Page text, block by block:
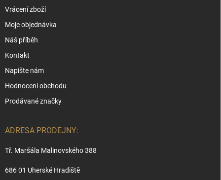
Vrácení zboží
Moje objednávka
Náš příběh
Kontakt
Napište nám
Hodnocení obchodu
Prodávané značky
ADRESA PRODEJNY:
Tř. Maršála Malinovského 388
686 01 Uherské Hradiště